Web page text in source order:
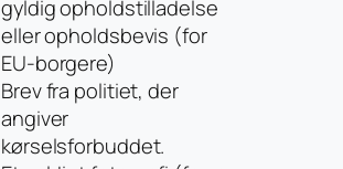
gyldig opholdstilladelse
eller opholdsbevis (for
EU-borgere)
Brev fra politiet, der
angiver
kørselsforbuddet.